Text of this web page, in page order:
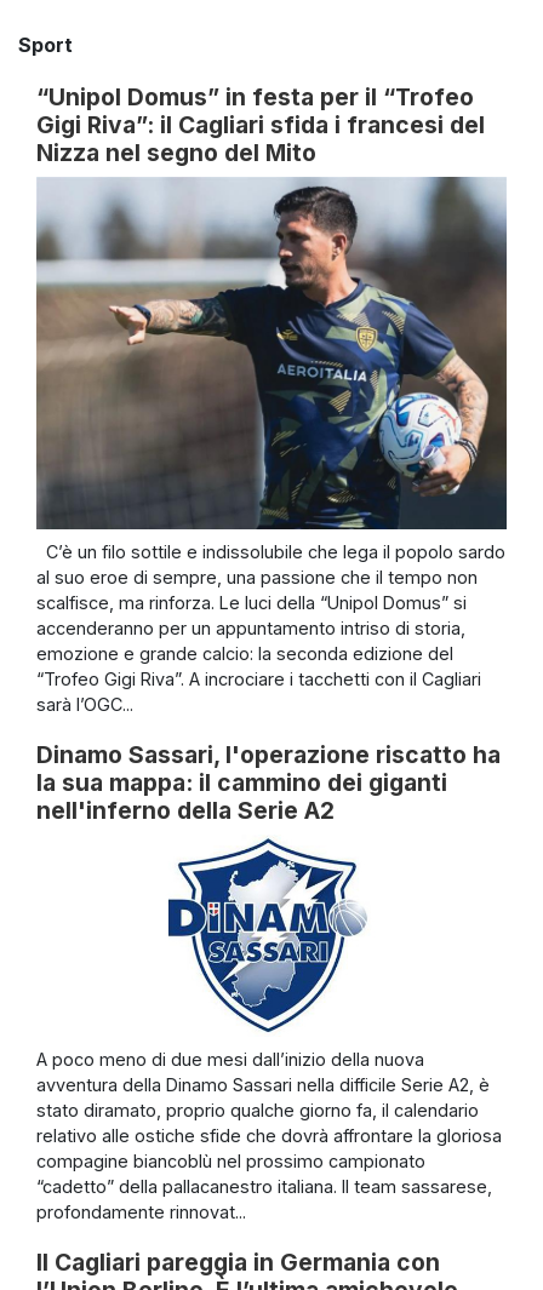
Sport
“Unipol Domus” in festa per il “Trofeo
Gigi Riva”: il Cagliari sfida i francesi del
Nizza nel segno del Mito
C’è un filo sottile e indissolubile che lega il popolo sardo
al suo eroe di sempre, una passione che il tempo non
scalfisce, ma rinforza. Le luci della “Unipol Domus” si
accenderanno per un appuntamento intriso di storia,
emozione e grande calcio: la seconda edizione del
“Trofeo Gigi Riva”. A incrociare i tacchetti con il Cagliari
sarà l’OGC...
Dinamo Sassari, l'operazione riscatto ha
la sua mappa: il cammino dei giganti
nell'inferno della Serie A2
A poco meno di due mesi dall’inizio della nuova
avventura della Dinamo Sassari nella difficile Serie A2, è
stato diramato, proprio qualche giorno fa, il calendario
relativo alle ostiche sfide che dovrà affrontare la gloriosa
compagine biancoblù nel prossimo campionato
“cadetto” della pallacanestro italiana. Il team sassarese,
profondamente rinnovat...
Il Cagliari pareggia in Germania con